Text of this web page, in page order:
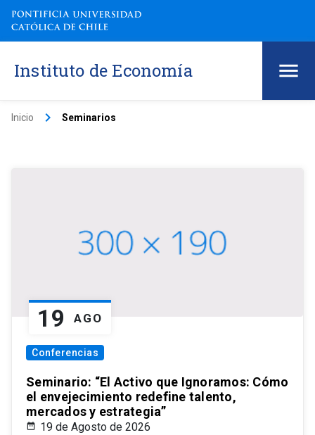
Instituto de Economía
Inicio keyboard_arrow_right Seminarios
19 AGO
Conferencias
Seminario: “El Activo que Ignoramos: Cómo
el envejecimiento redefine talento,
mercados y estrategia”
19 de Agosto de 2026